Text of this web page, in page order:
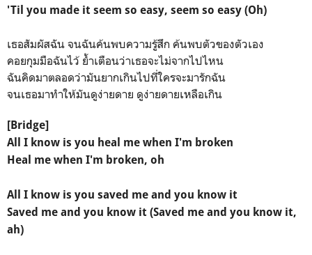
'Til you made it seem so easy, seem so easy (Oh)
เธอสัมผัสฉัน จนฉันค้นพบความรู้สึก ค้นพบตัวของตัวเอง
คอยกุมมือฉันไว้ ย้ำเตือนว่าเธอจะไม่จากไปไหน
ฉันคิดมาตลอดว่ามันยากเกินไปที่ใครจะมารักฉัน
จนเธอมาทำให้มันดูง่ายดาย ดูง่ายดายเหลือเกิน
[Bridge]
All I know is you heal me when I'm broken
Heal me when I'm broken, oh
All I know is you saved me and you know it
Saved me and you know it (Saved me and you know it,
ah)